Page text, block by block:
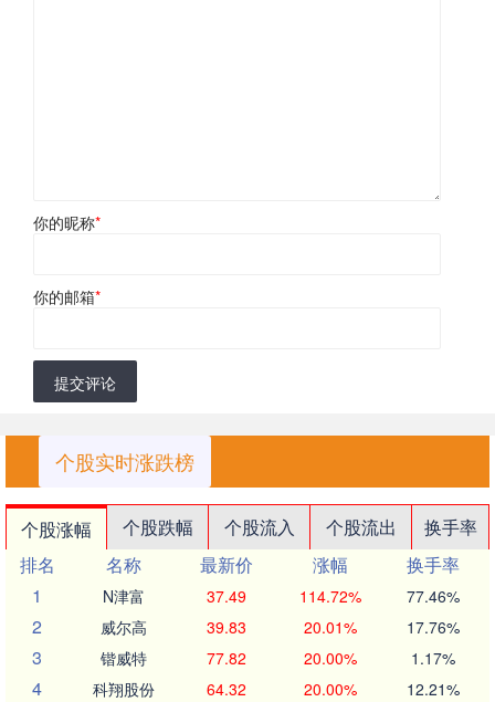
你的昵称*
你的邮箱*
提交评论
个股实时涨跌榜
个股涨幅 个股跌幅 个股流入 个股流出
换手率
排名
名称 最新价 涨幅
换手率
1
N津富 37.49 114.72% 77.46%
2 威尔高 39.83 20.01% 17.76%
3 锴威特 77.82 20.00% 1.17%
4 科翔股份 64.32 20.00% 12.21%